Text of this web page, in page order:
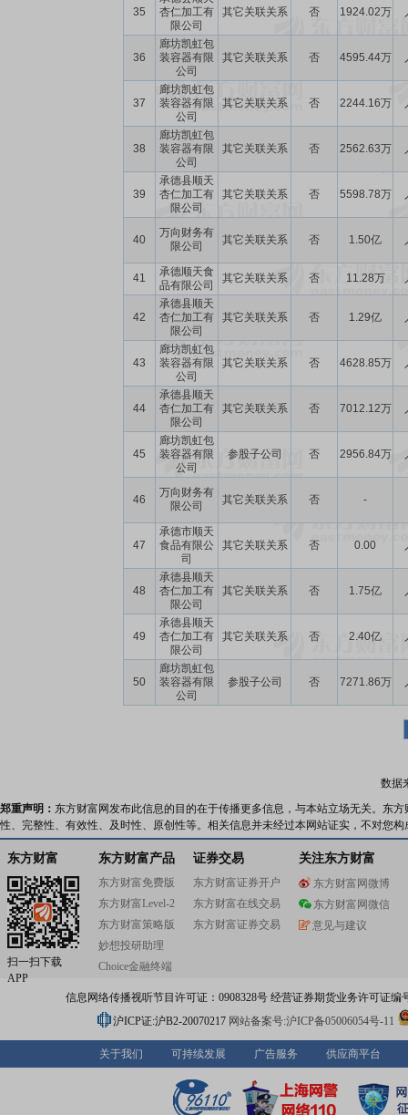
35
杏仁加工有
限公司
其它关联关系 否 1924.02万
36
廊坊凯虹包
装容器有限
公司
其它关联关系 否 4595.44万
37
廊坊凯虹包
装容器有限
公司
其它关联关系 否 2244.16万
38
廊坊凯虹包
装容器有限
公司
其它关联关系 否 2562.63万
39
承德县顺天
杏仁加工有
限公司
其它关联关系 否 5598.78万
40
万向财务有
限公司
其它关联关系 否 1.50亿
41
承德顺天食
品有限公司
其它关联关系 否 11.28万
42
承德县顺天
杏仁加工有
限公司
其它关联关系 否 1.29亿
43
廊坊凯虹包
装容器有限
公司
其它关联关系 否 4628.85万
44
承德县顺天
杏仁加工有
限公司
其它关联关系 否 7012.12万
45
廊坊凯虹包
装容器有限
公司
参股子公司 否 2956.84万
46
万向财务有
限公司
其它关联关系 否 -
47
承德市顺天
食品有限公
司
其它关联关系 否 0.00
48
承德县顺天
杏仁加工有
限公司
其它关联关系 否 1.75亿
49
承德县顺天
杏仁加工有
限公司
其它关联关系 否 2.40亿
50
廊坊凯虹包
装容器有限
公司
参股子公司 否 7271.86万
数据
郑重声明： 东方财富网发布此信息的目的在于传播更多信息，与本站立场无关。东
性、完整性、有效性、及时性、原创性等。相关信息并未经过本网站证实，不对您
东方财富
扫一扫下载
APP
东方财富产品
东方财富免费版
东方财富Level-2
东方财富策略版
妙想投研助理
Choice金融终端
证券交易
东方财富证券开户
东方财富在线交易
东方财富证券交易
关注东方财富
东方财富网微博
东方财富网微信
意见与建议
信息网络传播视听节目许可证：0908328号 经营证券期货业务许可证编
沪ICP证:沪B2-20070217 网站备案号:沪ICP备05006054号-11
关于我们 可持续发展 广告服务 供应商平台